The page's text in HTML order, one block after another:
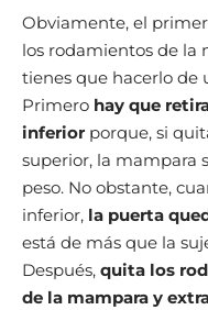
Obviamente, el
los rodamientos de la
tienes que hacerlo de
Primero hay que
inferior porque, si
superior, la mampara
peso. No obstante,
inferior, la puerta
está de más que la
Después, quita los
de la mampara y